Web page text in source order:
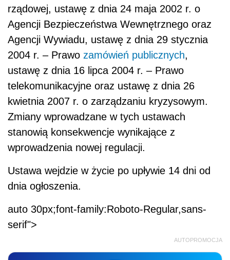
rządowej, ustawę z dnia 24 maja 2002 r. o
Agencji Bezpieczeństwa Wewnętrznego oraz
Agencji Wywiadu, ustawę z dnia 29 stycznia
2004 r. – Prawo zamówień publicznych,
ustawę z dnia 16 lipca 2004 r. – Prawo
telekomunikacyjne oraz ustawę z dnia 26
kwietnia 2007 r. o zarządzaniu kryzysowym.
Zmiany wprowadzane w tych ustawach
stanowią konsekwencje wynikające z
wprowadzenia nowej regulacji.
Ustawa wejdzie w życie po upływie 14 dni od
dnia ogłoszenia.
auto 30px;font-family:Roboto-Regular,sans-
serif">
AUTOPROMOCJA